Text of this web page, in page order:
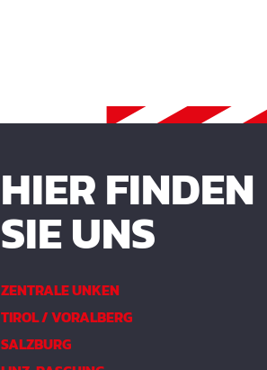
HIER FINDEN
SIE UNS
ZENTRALE UNKEN
TIROL / VORALBERG
SALZBURG